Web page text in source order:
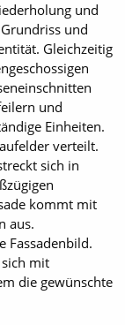
und
und
Gleichzeitig
und
Einheiten.
verteilt.
sich in
kommt mit
aus.
Fassadenbild.
mit
die gewünschte